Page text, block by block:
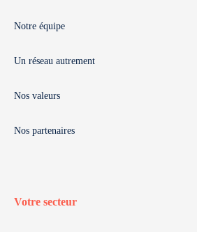
Notre équipe
Un réseau autrement
Nos valeurs
Nos partenaires
Votre secteur